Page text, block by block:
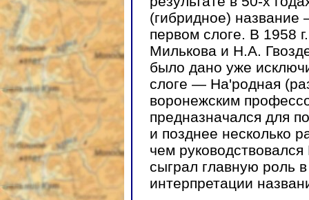
(гибридное)
первом слоге. В 1958
Милькова и Н.А.
было дано уже
слоге — На'родная
воронежским
предназначался для
и позднее несколько
чем
сыграл главную роль
интерпретации